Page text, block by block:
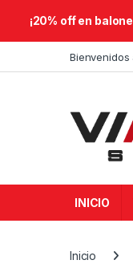
​¡20% off en
Bienvenidos
INICIO
Inicio